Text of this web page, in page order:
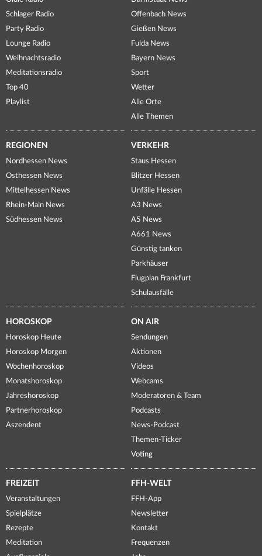
Schlager Radio
Party Radio
Lounge Radio
Weihnachtsradio
Meditationsradio
Top 40
Playlist
Offenbach News
Gießen News
Fulda News
Bayern News
Sport
Wetter
Alle Orte
Alle Themen
REGIONEN
Nordhessen News
Osthessen News
Mittelhessen News
Rhein-Main News
Südhessen News
VERKEHR
Staus Hessen
Blitzer Hessen
Unfälle Hessen
A3 News
A5 News
A661 News
Günstig tanken
Parkhäuser
Flugplan Frankfurt
Schulausfälle
HOROSKOP
Horoskop Heute
Horoskop Morgen
Wochenhoroskop
Monatshoroskop
Jahreshoroskop
Partnerhoroskop
Aszendent
ON AIR
Sendungen
Aktionen
Videos
Webcams
Moderatoren & Team
Podcasts
News-Podcast
Themen-Ticker
Voting
FREIZEIT
Veranstaltungen
Spielplätze
Rezepte
Meditation
FFH-WELT
FFH-App
Newsletter
Kontakt
Frequenzen